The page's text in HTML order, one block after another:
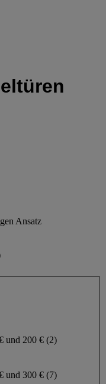
Ansatz
und 200 € (2)
und 300 € (7)